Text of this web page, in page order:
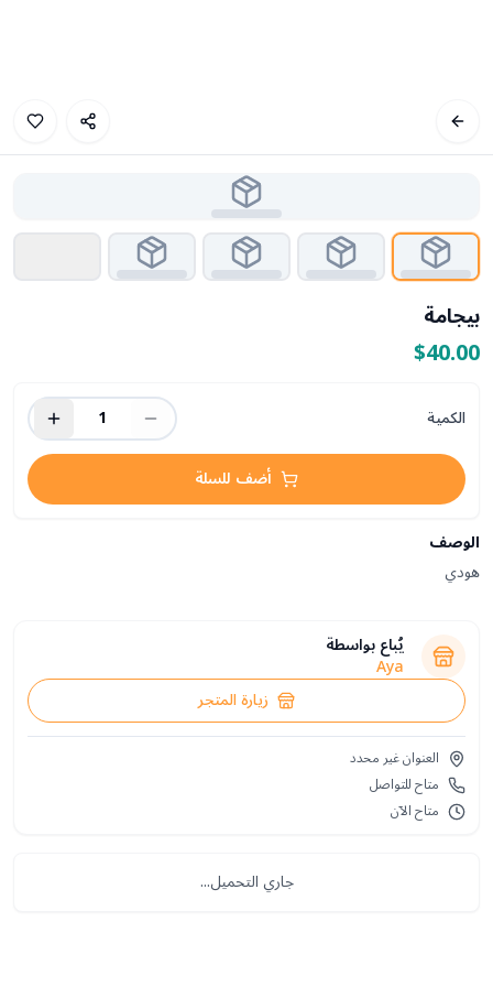
بيجامة
$40.00
الكمية
1
أضف للسلة
الوصف
هودي
يُباع بواسطة
Aya
زيارة المتجر
العنوان غير محدد
متاح للتواصل
متاح الآن
جاري التحميل...